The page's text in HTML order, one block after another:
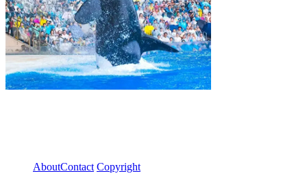
AboutContact Copyright